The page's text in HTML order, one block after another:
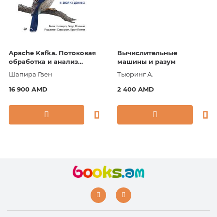
Apache Kafka. Потоковая
обработка и анализ
Шапира Гвен
16 900 AMD
Вычислительные
машины и разум
Тьюринг А.
2 400 AMD